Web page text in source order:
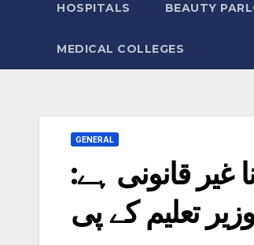
HOSPITALS BEAUTY
MEDICAL COLLEGES
GENERAL
غیر قانونی ہے:
وزیر تعلیم کے پی